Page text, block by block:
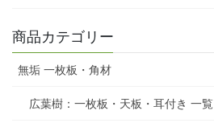
商品カテゴリー
無垢 一枚板・角材
広葉樹：一枚板・天板・耳付き 一覧